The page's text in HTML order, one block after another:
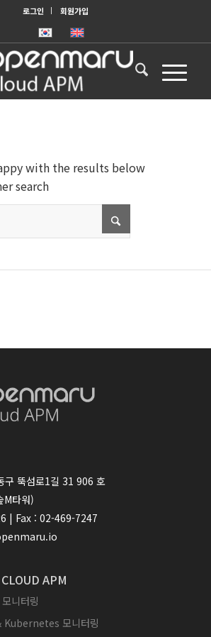
로그인 회원가입
with the results below
search
구 뚝섬로1길 31 906 호
M타워)
| Fax : 02-469-7247
APM
니터링
모니터링